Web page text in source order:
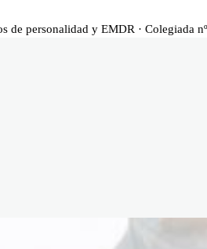
de personalidad y EMDR · Colegiada